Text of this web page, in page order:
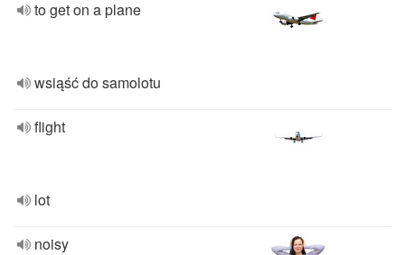
to get on a plane
wsiąść do samolotu
flight
lot
noisy